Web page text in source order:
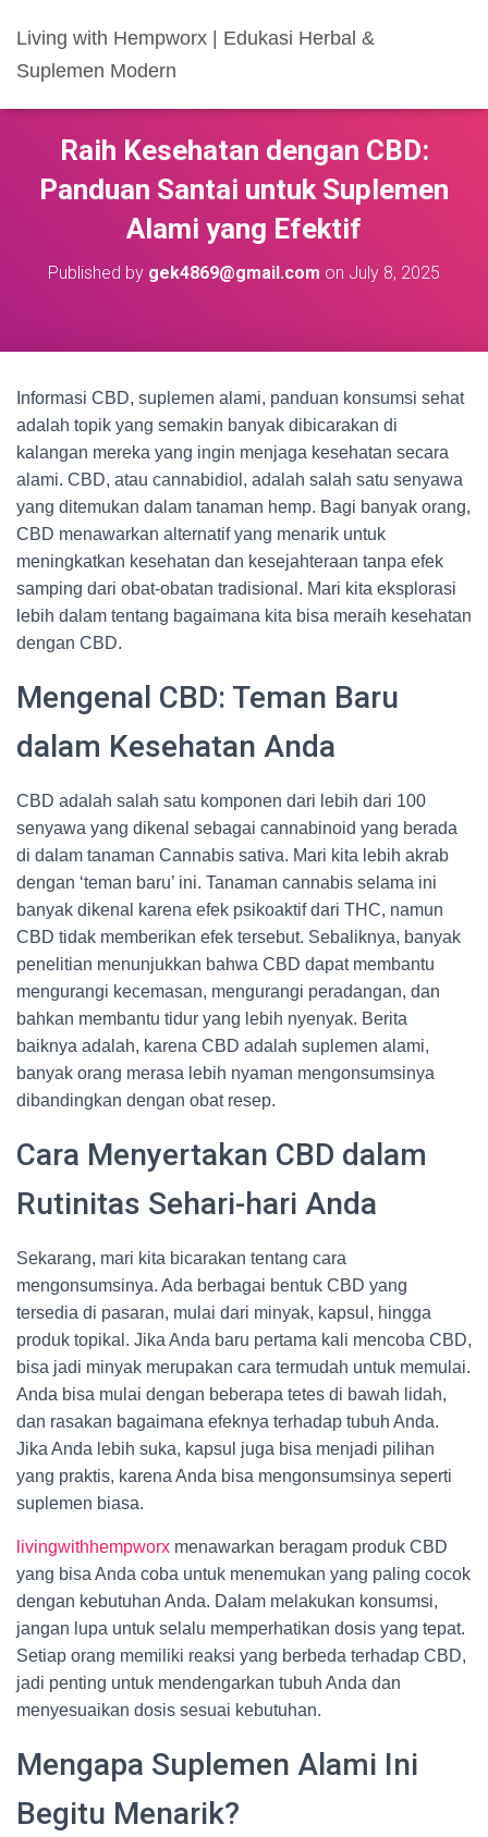
Living with Hempworx | Edukasi Herbal &
Suplemen Modern
Raih Kesehatan dengan CBD:
Panduan Santai untuk Suplemen
Alami yang Efektif
Published by gek4869@gmail.com on July 8, 2025
Informasi CBD, suplemen alami, panduan konsumsi sehat
adalah topik yang semakin banyak dibicarakan di
kalangan mereka yang ingin menjaga kesehatan secara
alami. CBD, atau cannabidiol, adalah salah satu senyawa
yang ditemukan dalam tanaman hemp. Bagi banyak orang,
CBD menawarkan alternatif yang menarik untuk
meningkatkan kesehatan dan kesejahteraan tanpa efek
samping dari obat-obatan tradisional. Mari kita eksplorasi
lebih dalam tentang bagaimana kita bisa meraih kesehatan
dengan CBD.
Mengenal CBD: Teman Baru
dalam Kesehatan Anda
CBD adalah salah satu komponen dari lebih dari 100
senyawa yang dikenal sebagai cannabinoid yang berada
di dalam tanaman Cannabis sativa. Mari kita lebih akrab
dengan ‘teman baru’ ini. Tanaman cannabis selama ini
banyak dikenal karena efek psikoaktif dari THC, namun
CBD tidak memberikan efek tersebut. Sebaliknya, banyak
penelitian menunjukkan bahwa CBD dapat membantu
mengurangi kecemasan, mengurangi peradangan, dan
bahkan membantu tidur yang lebih nyenyak. Berita
baiknya adalah, karena CBD adalah suplemen alami,
banyak orang merasa lebih nyaman mengonsumsinya
dibandingkan dengan obat resep.
Cara Menyertakan CBD dalam
Rutinitas Sehari-hari Anda
Sekarang, mari kita bicarakan tentang cara
mengonsumsinya. Ada berbagai bentuk CBD yang
tersedia di pasaran, mulai dari minyak, kapsul, hingga
produk topikal. Jika Anda baru pertama kali mencoba CBD,
bisa jadi minyak merupakan cara termudah untuk memulai.
Anda bisa mulai dengan beberapa tetes di bawah lidah,
dan rasakan bagaimana efeknya terhadap tubuh Anda.
Jika Anda lebih suka, kapsul juga bisa menjadi pilihan
yang praktis, karena Anda bisa mengonsumsinya seperti
suplemen biasa.
livingwithhempworx menawarkan beragam produk CBD
yang bisa Anda coba untuk menemukan yang paling cocok
dengan kebutuhan Anda. Dalam melakukan konsumsi,
jangan lupa untuk selalu memperhatikan dosis yang tepat.
Setiap orang memiliki reaksi yang berbeda terhadap CBD,
jadi penting untuk mendengarkan tubuh Anda dan
menyesuaikan dosis sesuai kebutuhan.
Mengapa Suplemen Alami Ini
Begitu Menarik?